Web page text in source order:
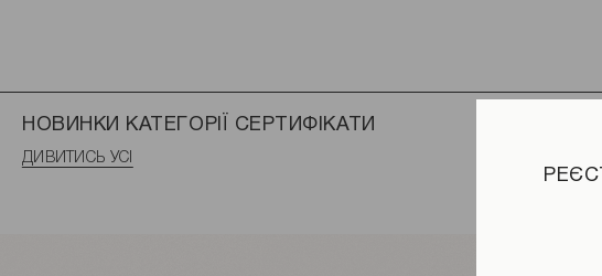
НОВИНКИ КАТЕГОРІЇ СЕРТИФІКАТИ
ДИВИТИСЬ УСІ